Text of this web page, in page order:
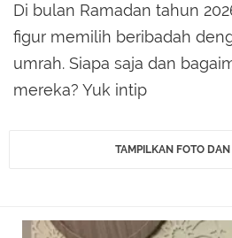
Di bulan Ramadan tahun
figur memilih beribadah
umrah. Siapa saja dan
mereka? Yuk intip
TAMPILKAN FOTO DAN